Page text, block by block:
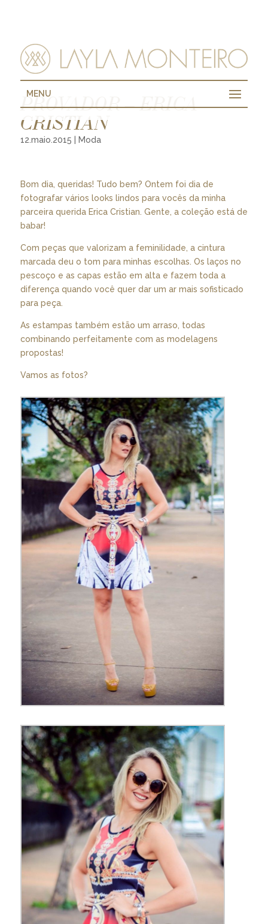
MENU
PROVADOR – ERICA
CRISTIAN
12.maio.2015 Moda
Bom dia, queridas! Tudo bem? Ontem foi dia de
fotografar vários looks lindos para vocês da minha
parceira querida Erica Cristian. Gente, a coleção está de
babar!
Com peças que valorizam a feminilidade, a cintura
marcada deu o tom para minhas escolhas. Os laços no
pescoço e as capas estão em alta e fazem toda a
diferença quando você quer dar um ar mais sofisticado
para peça.
As estampas também estão um arraso, todas
combinando perfeitamente com as modelagens
propostas!
Vamos as fotos?